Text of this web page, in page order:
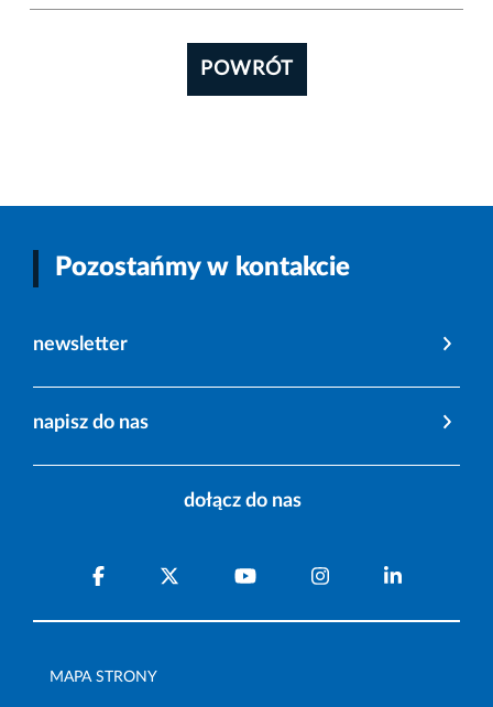
POWRÓT
Pozostańmy w kontakcie
newsletter
napisz do nas
dołącz do nas
MAPA STRONY